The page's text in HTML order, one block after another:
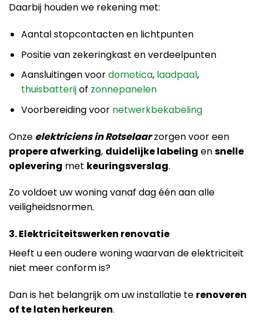
Daarbij houden we rekening met:
Aantal stopcontacten en lichtpunten
Positie van zekeringkast en verdeelpunten
Aansluitingen voordomotica, laadpaal,
thuisbatterijof zonnepanelen
Voorbereiding voor netwerkbekabeling
Onze elektriciens in Rotselaarzorgen voor een
propere afwerking, duidelijke labeling ensnelle
oplevering met keuringsverslag.
Zo voldoet uw woning vanaf dag één aan alle
veiligheidsnormen.
3. Elektriciteitswerken renovatie
Heeft u een oudere woning waarvan de elektriciteit
niet meer conform is?
Dan is het belangrijk om uw installatie te renoveren
of te laten herkeuren.